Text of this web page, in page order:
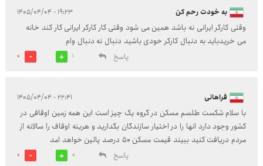
به خودت رحم کن ۱۹:۲۳ - ۱۴۰۵/۰۴/۰۴
وقتی کارکر ایرانی نه باشد همین می شود وقتی کار کارکر ایرانی کار کند خانه
می خریدباید به‌ دنبال کارکر خودی باشيد دنبال نه دنبال وام
پاسخ
1
0
فراهانی ۲۲:۴۱ - ۱۴۰۵/۰۴/۰۴
با سلام شکست طلسم مسکن در گروه یک چیز است این همه زمین اوقافی در
کشور وجود دارد انها را در اختیار سازندگان بگدارید و هرینه اوقاف را سالانه از
مردم دریافت کنید ببیند قیمت مسکن ۵۰ درصد پائین خواهد امد
پاسخ
0
0